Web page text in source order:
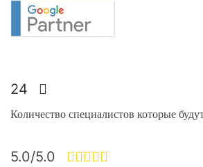
24
Количество специалистов которые
5.0/5.0